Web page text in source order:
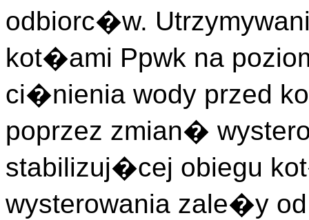
odbiorc�w.
kot�ami Ppwk na
ci�nienia wody przed
poprzez zmian�
stabilizuj�cej obiegu
wysterowania zale�y